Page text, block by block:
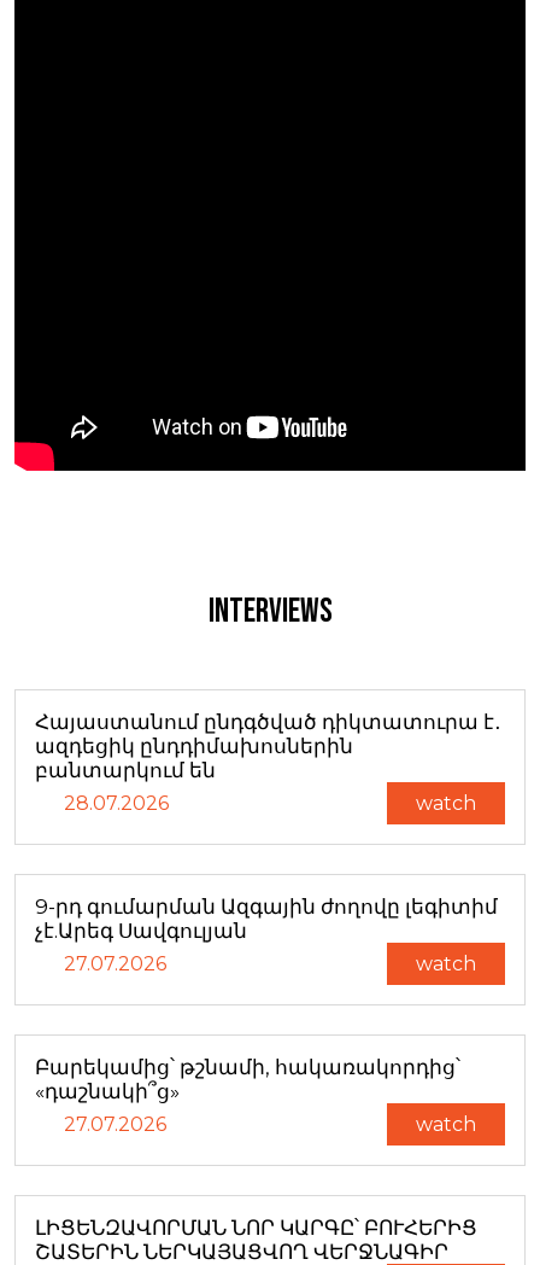
Interviews
Հայաստանում ընդգծված դիկտատուրա է․
ազդեցիկ ընդդիմախոսներին
բանտարկում են
28.07.2026 watch
9-րդ գումարման Ազգային ժողովը լեգիտիմ
չէ.Արեգ Սավգուլյան
27.07.2026 watch
Բարեկամից՝ թշնամի, հակառակորդից՝
«դաշնակի՞ց»
27.07.2026 watch
ԼԻՑԵՆԶԱՎՈՐՄԱՆ ՆՈՐ ԿԱՐԳԸ՝ ԲՈՒՀԵՐԻՑ
ՇԱՏԵՐԻՆ ՆԵՐԿԱՅԱՑՎՈՂ ՎԵՐՋՆԱԳԻՐ